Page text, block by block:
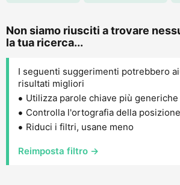
Non siamo riusciti a trovare
la tua ricerca...
I seguenti suggerimenti potrebbero
risultati migliori
Utilizza parole chiave più generiche
Controlla l'ortografia della posizione
Riduci i filtri, usane meno
Reimposta filtro →